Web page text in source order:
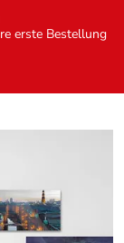
erste Bestellung